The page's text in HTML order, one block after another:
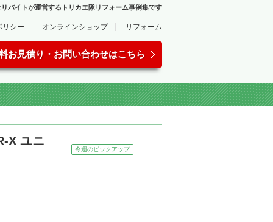
バイトが運営するトリカエ隊リフォーム事例集です
リシー オンラインショップ リフォーム
お見積り・お問い合わせはこちら
X ユニ
今週のピックアップ